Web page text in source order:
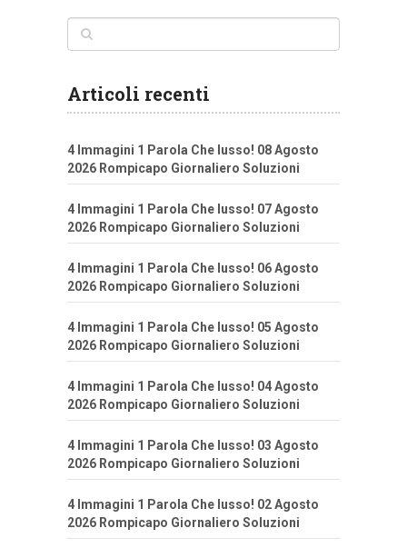
Articoli recenti
4 Immagini 1 Parola Che lusso! 08 Agosto
2026 Rompicapo Giornaliero Soluzioni
4 Immagini 1 Parola Che lusso! 07 Agosto
2026 Rompicapo Giornaliero Soluzioni
4 Immagini 1 Parola Che lusso! 06 Agosto
2026 Rompicapo Giornaliero Soluzioni
4 Immagini 1 Parola Che lusso! 05 Agosto
2026 Rompicapo Giornaliero Soluzioni
4 Immagini 1 Parola Che lusso! 04 Agosto
2026 Rompicapo Giornaliero Soluzioni
4 Immagini 1 Parola Che lusso! 03 Agosto
2026 Rompicapo Giornaliero Soluzioni
4 Immagini 1 Parola Che lusso! 02 Agosto
2026 Rompicapo Giornaliero Soluzioni